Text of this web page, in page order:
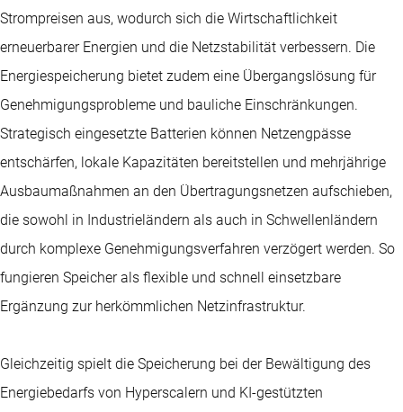
Strompreisen aus, wodurch sich die Wirtschaftlichkeit
erneuerbarer Energien und die Netzstabilität verbessern. Die
Energiespeicherung bietet zudem eine Übergangslösung für
Genehmigungsprobleme und bauliche Einschränkungen.
Strategisch eingesetzte Batterien können Netzengpässe
entschärfen, lokale Kapazitäten bereitstellen und mehrjährige
Ausbaumaßnahmen an den Übertragungsnetzen aufschieben,
die sowohl in Industrieländern als auch in Schwellenländern
durch komplexe Genehmigungsverfahren verzögert werden. So
fungieren Speicher als flexible und schnell einsetzbare
Ergänzung zur herkömmlichen Netzinfrastruktur.
Gleichzeitig spielt die Speicherung bei der Bewältigung des
Energiebedarfs von Hyperscalern und KI-gestützten